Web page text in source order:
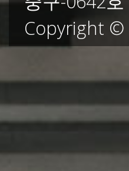
Copyright ©